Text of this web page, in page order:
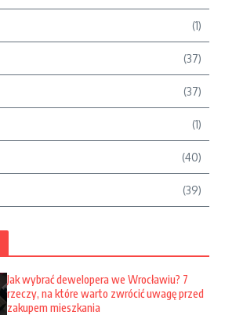
(1)
(37)
(37)
(1)
(40)
(39)
Jak wybrać dewelopera we Wrocławiu? 7
rzeczy, na które warto zwrócić uwagę przed
zakupem mieszkania